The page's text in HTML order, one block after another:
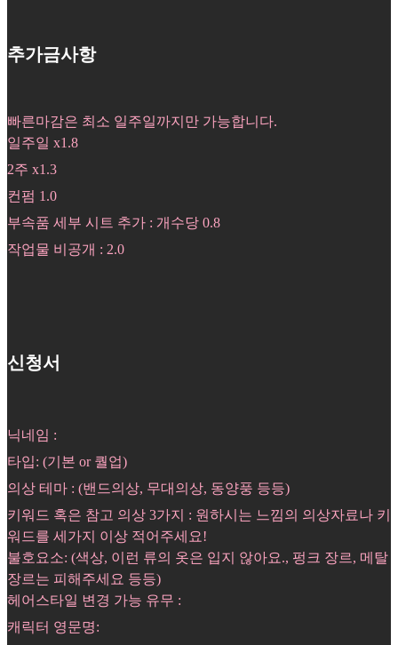
추가금사항
빠른마감은 최소 일주일까지만 가능합니다.
일주일 x1.8
2주 x1.3
컨펌 1.0
부속품 세부 시트 추가 : 개수당 0.8
작업물 비공개 : 2.0
신청서
닉네임 :
타입: (기본 or 퀄업)
의상 테마 : (밴드의상, 무대의상, 동양풍 등등)
키워드 혹은 참고 의상 3가지 : 원하시는 느낌의 의상자료나 키
워드를 세가지 이상 적어주세요!
불호요소: (색상, 이런 류의 옷은 입지 않아요., 펑크 장르, 메탈
장르는 피해주세요 등등)
헤어스타일 변경 가능 유무 :
캐릭터 영문명: